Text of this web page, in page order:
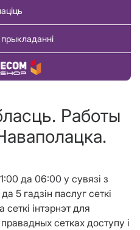
тавар
Работы
да 06:00 у сувязі з
5 гадзін паслуг сеткі
інтэрнэт для
сетках доступу і